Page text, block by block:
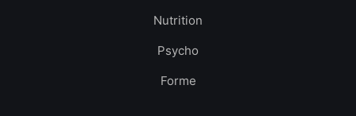
Nutrition
Psycho
Forme